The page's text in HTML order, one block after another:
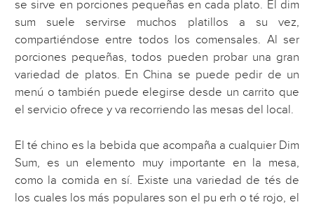
se sirve en porciones pequeñas en cada plato. El dim
sum suele servirse muchos platillos a su vez,
compartiéndose entre todos los comensales. Al ser
porciones pequeñas, todos pueden probar una gran
variedad de platos. En China se puede pedir de un
menú o también puede elegirse desde un carrito que
el servicio ofrece y va recorriendo las mesas del local.
El té chino es la bebida que acompaña a cualquier Dim
Sum, es un elemento muy importante en la mesa,
como la comida en sí. Existe una variedad de tés de
los cuales los más populares son el pu erh o té rojo, el